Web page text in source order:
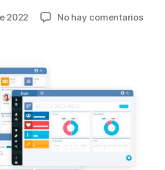
2022 No hay comentariosen